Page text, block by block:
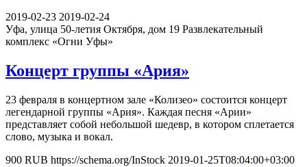
2019-02-23 2019-02-24
Уфа, улица 50-летия Октября, дом 19 Развлекательный
комплекс «Огни Уфы»
Концерт группы «Ария»
23 февраля в концертном зале «Колизео» состоится концерт
легендарной группы «Ария». Каждая песня «Арии»
представляет собой небольшой шедевр, в котором сплетается
слово, музыка и вокал.
900 RUB https://schema.org/InStock 2019-01-25T08:04:00+03:00